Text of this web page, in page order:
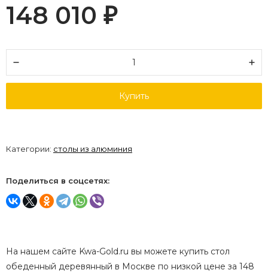
148 010 ₽
Купить
Категории: столы из алюминия
Поделиться в соцсетях:
На нашем сайте Kwa-Gold.ru вы можете купить стол
обеденный деревянный в Москве по низкой цене за 148